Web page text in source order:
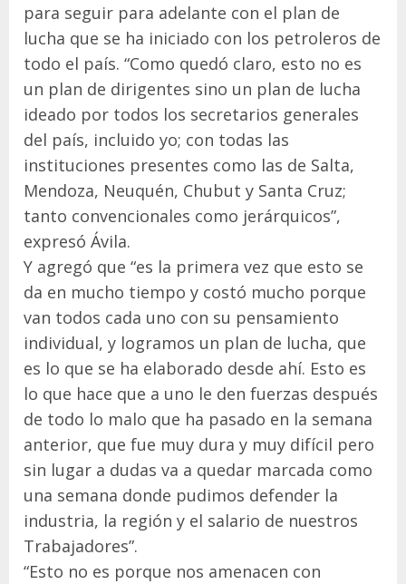
para seguir para adelante con el plan de
lucha que se ha iniciado con los petroleros de
todo el país. “Como quedó claro, esto no es
un plan de dirigentes sino un plan de lucha
ideado por todos los secretarios generales
del país, incluido yo; con todas las
instituciones presentes como las de Salta,
Mendoza, Neuquén, Chubut y Santa Cruz;
tanto convencionales como jerárquicos”,
expresó Ávila.
Y agregó que “es la primera vez que esto se
da en mucho tiempo y costó mucho porque
van todos cada uno con su pensamiento
individual, y logramos un plan de lucha, que
es lo que se ha elaborado desde ahí. Esto es
lo que hace que a uno le den fuerzas después
de todo lo malo que ha pasado en la semana
anterior, que fue muy dura y muy difícil pero
sin lugar a dudas va a quedar marcada como
una semana donde pudimos defender la
industria, la región y el salario de nuestros
Trabajadores”.
“Esto no es porque nos amenacen con